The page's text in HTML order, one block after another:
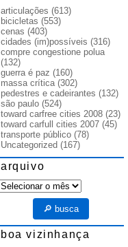
articulações (613)
bicicletas (553)
cenas (403)
cidades (im)possíveis (316)
compre congestione polua
(132)
guerra é paz (160)
massa crítica(302)
pedestres e cadeirantes (132)
são paulo (524)
toward carfree cities 2008 (23)
toward carfull cities 2007 (45)
transporte público (78)
Uncategorized (167)
arquivo
arquivo
🔎 busca
boa vizinhança